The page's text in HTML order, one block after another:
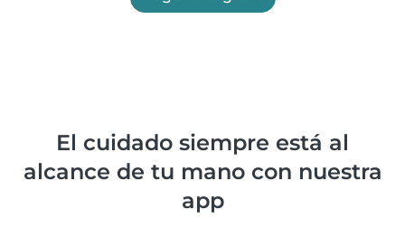
El cuidado siempre está al
alcance de tu mano con nuestra
app